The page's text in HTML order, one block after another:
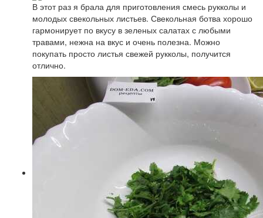
В этот раз я брала для приготовления смесь рукколы и
молодых свекольных листьев. Свекольная ботва хорошо
гармонирует по вкусу в зеленых салатах с любыми
травами, нежна на вкус и очень полезна. Можно
покупать просто листья свежей рукколы, получится
отлично.